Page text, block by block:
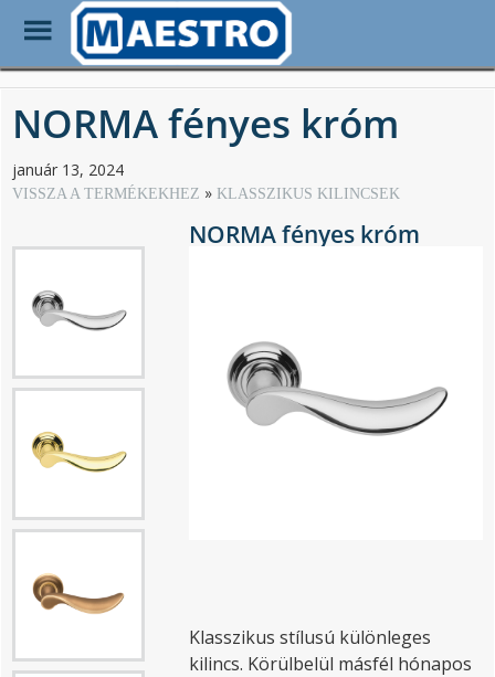
Skip
main
Toggle
Menu
NORMA fényes króm
január 13, 2024
VISSZA A TERMÉKEKHEZ KLASSZIKUS KILINCSEK
NORMA fényes króm
Klasszikus stílusú különleges
kilincs. Körülbelül másfél hónapos